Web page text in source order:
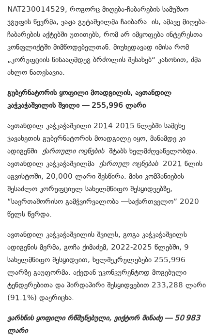
NAT230014529, როგორც მიღება-ჩაბარების სამუშაო
ჯგუფის წევრმა, ვაჟა გუტაშვილმა ჩაიბარა. ის, ამავე მიღება-
ჩაბარების აქტებში უთითებს, რომ არ იმყოფება ინტერესთა
კონფლიქტში მიმწოდებელთან. მიუხედავად იმისა რომ
„კორუფციის წინააღმდეგ ბრძოლის შესახებ“ კანონით, ძმა
ახლო ნათესავია.
გუბერნატორის ყოფილი მოადგილის, ავთანდილ
კაჭკაჭაშვილის შვილი — 255,996 ლარი
ავთანდილ კაჭკაჭაშვილი 2014-2015 წლებში სამცხე-
ჯავახეთის გუბერნატორის მოადგილე იყო, მანამდე კი
ადიგენში ქართული ოცნებისშტაბს ხელმძღვანელობდა.
ავთანდილ კაჭკაჭაშვილმა ქართულ ოცნებას2021 წლის
აგვისტოში, 20,000 ლარი შესწირა. მისი კომპანიების
შესაძლო კორუფციულ სახელმწიფო შესყიდვებზე,
“საერთაშორისო გამჭვირვალობა —საქართველო” 2020
წელს წერდა.
ავთანდილ კაჭკაჭაშვილის შვილს, გოგა კაჭკაჭაშვილს
ადიგენის მერმა, გოჩა ქიმაძემ, 2022-2025 წლებში, 9
სახელმწიფო შესყიდვით, ხელშეკრულებები 255,996
ლარზე გაუფორმა. აქედან უკონკურენტოდ მოგებული
ტენდერებითა და პირდაპირი შესყიდვებით 233,288 ლარი
(91.1%) დაერიცხა.
ვარხნის ყოფილი რწმუნებული, ვიქტორ მინაძე — 50 983
ლარი